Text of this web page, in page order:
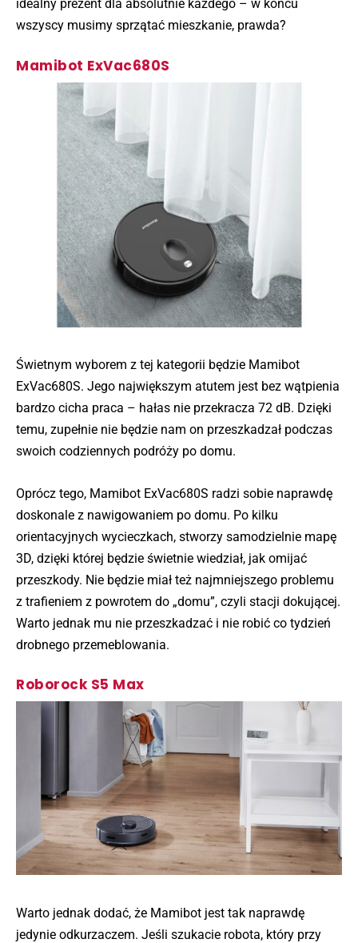
idealny prezent dla absolutnie każdego – w końcu
wszyscy musimy sprzątać mieszkanie, prawda?
Mamibot ExVac680S
Świetnym wyborem z tej kategorii będzie Mamibot
ExVac680S. Jego największym atutem jest bez wątpienia
bardzo cicha praca – hałas nie przekracza 72 dB. Dzięki
temu, zupełnie nie będzie nam on przeszkadzał podczas
swoich codziennych podróży po domu.
Oprócz tego, Mamibot ExVac680S radzi sobie naprawdę
doskonale z nawigowaniem po domu. Po kilku
orientacyjnych wycieczkach, stworzy samodzielnie mapę
3D, dzięki której będzie świetnie wiedział, jak omijać
przeszkody. Nie będzie miał też najmniejszego problemu
z trafieniem z powrotem do „domu”, czyli stacji dokującej.
Warto jednak mu nie przeszkadzać i nie robić co tydzień
drobnego przemeblowania.
Roborock S5 Max
Warto jednak dodać, że Mamibot jest tak naprawdę
jedynie odkurzaczem. Jeśli szukacie robota, który przy